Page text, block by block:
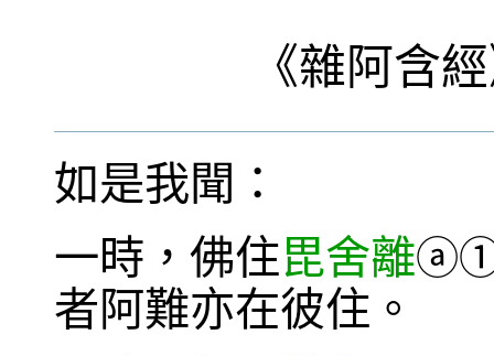
《雜阿含
如是我聞：
一時，佛住毘舍離ⓐ
者阿難亦在彼住。